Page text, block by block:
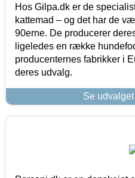
Hos Gilpa.dk er de
kattemad – og det har de
90erne. De producerer
ligeledes en række
producenternes fabrikker i
deres udvalg.
Se